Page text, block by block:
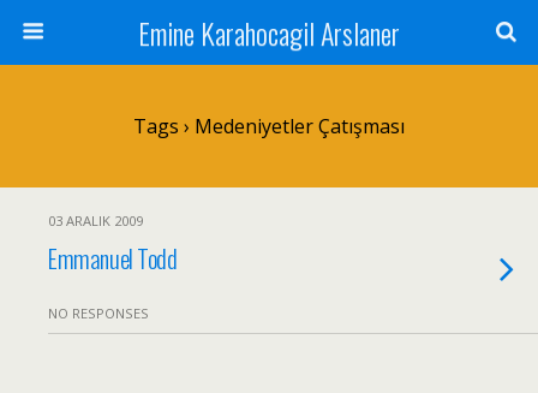
Emine Karahocagil Arslaner
Tags › Medeniyetler Çatışması
03 ARALIK 2009
Emmanuel Todd
NO RESPONSES